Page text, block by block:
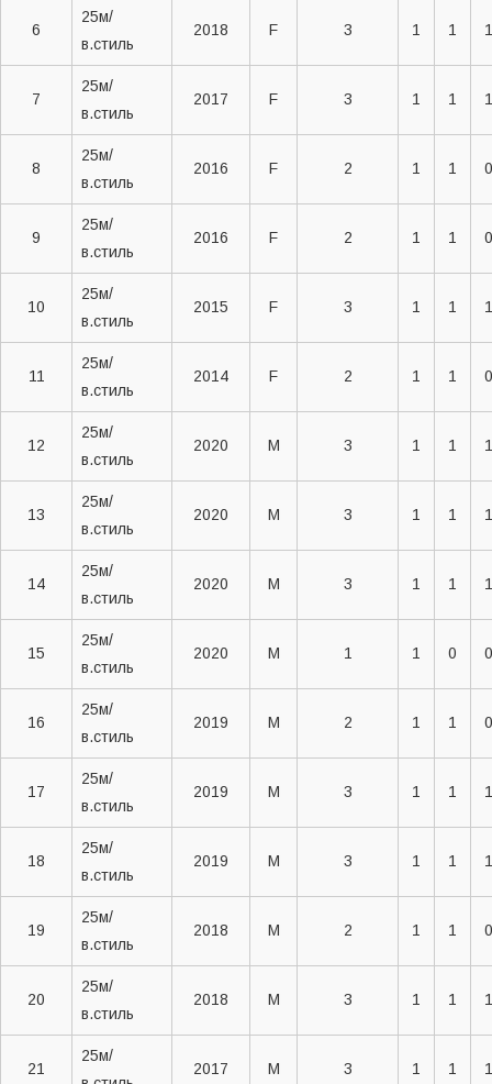
6
25м/
в.стиль
2018 F 3 1 1 1
7
25м/
в.стиль
2017 F 3 1 1 1
8
25м/
в.стиль
2016 F 2 1 1 0
9
25м/
в.стиль
2016 F 2 1 1 0
10
25м/
в.стиль
2015 F 3 1 1 1
11
25м/
в.стиль
2014 F 2 1 1 0
12
25м/
в.стиль
2020 M 3 1 1 1
13
25м/
в.стиль
2020 M 3 1 1 1
14
25м/
в.стиль
2020 M 3 1 1 1
15
25м/
в.стиль
2020 M 1 1 0 0
16
25м/
в.стиль
2019 M 2 1 1 0
17
25м/
в.стиль
2019 M 3 1 1 1
18
25м/
в.стиль
2019 M 3 1 1 1
19
25м/
в.стиль
2018 M 2 1 1 0
20
25м/
в.стиль
2018 M 3 1 1 1
21
25м/
2017 M 3 1 1 1